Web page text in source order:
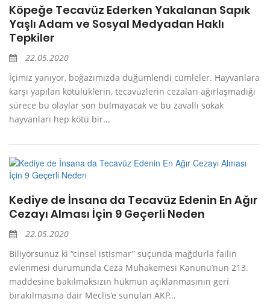
Köpeğe Tecavüz Ederken Yakalanan Sapık
Yaşlı Adam ve Sosyal Medyadan Haklı
Tepkiler
22.05.2020
İçimiz yanıyor, boğazımızda düğümlendi cümleler. Hayvanlara
karşı yapılan kötülüklerin, tecavüzlerin cezaları ağırlaşmadığı
sürece bu olaylar son bulmayacak ve bu zavallı sokak
hayvanları hep kötü bir...
Kediye de İnsana da Tecavüz Edenin En Ağır
Cezayı Alması İçin 9 Geçerli Neden
22.05.2020
Biliyorsunuz ki “cinsel istismar” suçunda mağdurla failin
evlenmesi durumunda Ceza Muhakemesi Kanunu’nun 213.
maddesine bakılmaksızın hükmün açıklanmasının geri
bırakılmasına dair Meclis’e sunulan AKP...